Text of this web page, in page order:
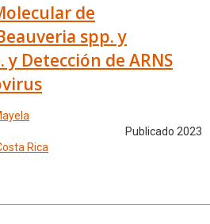
de
spp. y
Detección de ARNS
Publicado 2023
Rica